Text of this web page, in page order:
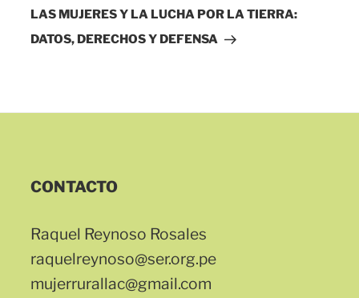
entrada
LAS MUJERES Y LA LUCHA POR LA TIERRA:
DATOS, DERECHOS Y DEFENSA
CONTACTO
Raquel Reynoso Rosales
raquelreynoso@ser.org.pe
mujerrurallac@gmail.com